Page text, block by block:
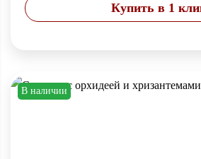
Купить в 1
В наличии